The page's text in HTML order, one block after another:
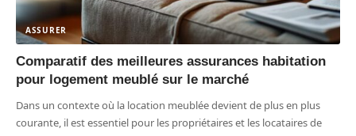
ASSURER
Comparatif des meilleures assurances habitation
pour logement meublé sur le marché
Dans un contexte où la location meublée devient de plus en plus
courante, il est essentiel pour les propriétaires et les locataires de